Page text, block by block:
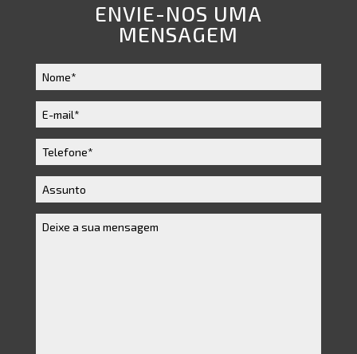
ENVIE-NOS UMA
MENSAGEM